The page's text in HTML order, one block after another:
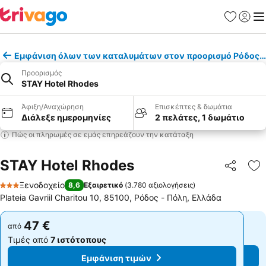
Εμφάνιση όλων των καταλυμάτων στον προορισμό Ρόδος
Προορισμός
STAY Hotel Rhodes
Άφιξη/Αναχώρηση
Διάλεξε ημερομηνίες
Επισκέπτες & δωμάτια
2 πελάτες, 1 δωμάτιο
Πώς οι πληρωμές σε εμάς επηρεάζουν την κατάταξη
STAY Hotel Rhodes
3 Αστέρια
Ξενοδοχείο 8,6 Εξαιρετικό (3.780 αξιολογήσεις)
Plateia Gavriil Charitou 10, 85100, Ρόδος - Πόλη, Ελλάδα
από 47 €
Τιμές από 7 ιστότοπους
Εμφάνιση τιμών
από 47 €
Τιμές από 7 ιστότοπους
Εμφάνιση τιμών